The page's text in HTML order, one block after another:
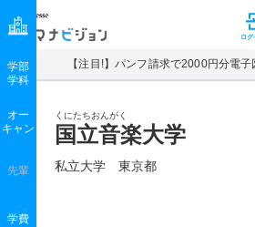
マナビジョン ログ
【注目!】パンフ請求で2000円分電
くにたちおんがく
国立音楽大学
私立大学 東京都
学部
学科
オー
キャン
先輩
学費